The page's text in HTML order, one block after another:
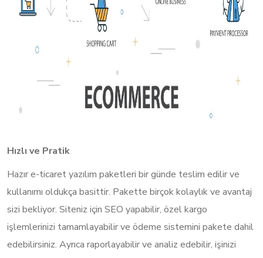
Hızlı ve Pratik
Hazır e-ticaret yazılım paketleri bir günde teslim edilir ve
kullanımı oldukça basittir. Pakette birçok kolaylık ve avantaj
sizi bekliyor. Siteniz için SEO yapabilir, özel kargo
işlemlerinizi tamamlayabilir ve ödeme sistemini pakete dahil
edebilirsiniz. Ayrıca raporlayabilir ve analiz edebilir, işinizi